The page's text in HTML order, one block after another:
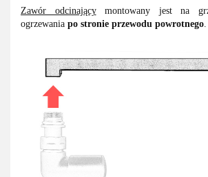
Zawór odcinającymontowany jest na
ogrzewania po stronie przewodu powrotnego.